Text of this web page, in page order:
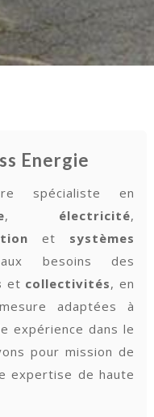
Energie
spécialiste en
, électricité,
et systèmes
besoins des
et collectivités, en
adaptées à
expérience dans le
pour mission de
expertise de haute